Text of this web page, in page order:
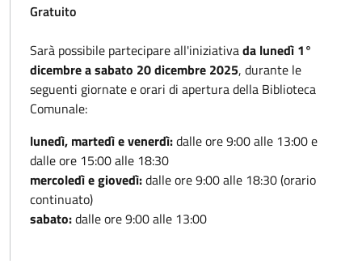
Gratuito
Sarà possibile partecipare all'iniziativada lunedì 1°
dicembre a sabato 20 dicembre 2025, durante le
seguenti giornate e orari di apertura della Biblioteca
Comunale:
lunedì, martedì e venerdì:dalle ore 9:00 alle 13:00 e
dalle ore 15:00 alle 18:30
mercoledì e giovedì:dalle ore 9:00 alle 18:30 (orario
continuato)
sabato:dalle ore 9:00 alle 13:00